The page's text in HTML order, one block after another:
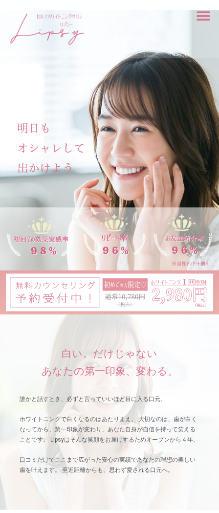
白い。だけじゃない
あなたの第一印象、変わる。
誰かと話すとき、必ずと言っていいほど目に入る口元。
ホワイトニングで白くなるのはあたりまえ。 大切なのは、歯が白く
なってから、第一印象が変わり、あなた自身が自信を持って笑える
ことです。 Lipsyはそんな笑顔をお届けするためオープンから４年。
口コミだけでここまで広がった安心の実績であなたの理想の美しい
歯を叶えます。 至近距離からも、思わず愛される口元へ。